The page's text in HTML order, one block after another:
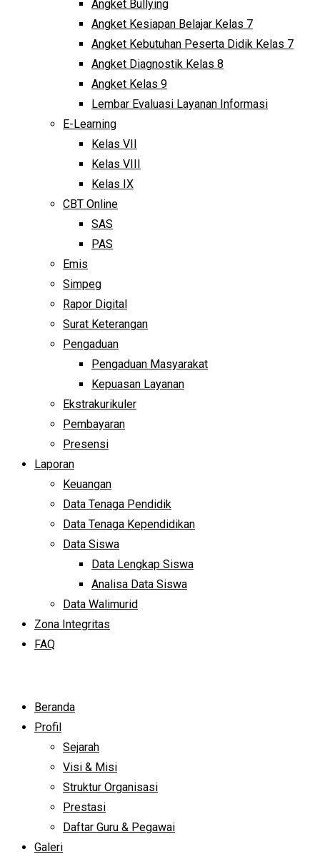
Angket Bullying
Angket Kesiapan Belajar Kelas 7
Angket Kebutuhan Peserta Didik Kelas 7
Angket Diagnostik Kelas 8
Angket Kelas 9
Lembar Evaluasi Layanan Informasi
E-Learning
Kelas VII
Kelas VIII
Kelas IX
CBT Online
SAS
PAS
Emis
Simpeg
Rapor Digital
Surat Keterangan
Pengaduan
Pengaduan Masyarakat
Kepuasan Layanan
Ekstrakurikuler
Pembayaran
Presensi
Laporan
Keuangan
Data Tenaga Pendidik
Data Tenaga Kependidikan
Data Siswa
Data Lengkap Siswa
Analisa Data Siswa
Data Walimurid
Zona Integritas
FAQ
Beranda
Profil
Sejarah
Visi & Misi
Struktur Organisasi
Prestasi
Daftar Guru & Pegawai
Galeri